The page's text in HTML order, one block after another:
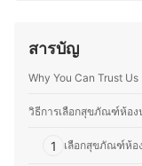
บรรณาธิ
เทียบคุณ
หลาย จึง
สารบัญ
Why You Can Trust Us
วิธีการเลือกสุขภัณฑ์ห้อง
1 เลือกสุขภัณฑ์ห้อ